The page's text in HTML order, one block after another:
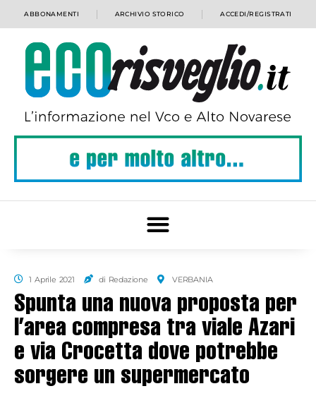
ABBONAMENTI ARCHIVIO STORICO ACCEDI/REGISTRATI
1 Aprile 2021 di Redazione VERBANIA
Spunta una nuova proposta per
l’area compresa tra viale Azari
e via Crocetta dove potrebbe
sorgere un supermercato